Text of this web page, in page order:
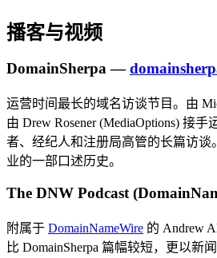
播客与视频
DomainSherpa —
运营时间最长的域名访谈节目。由
由 Drew Rosener (MediaOptions) 接
者、经纪人和注册局高管的长篇访谈
业的一部口述历史。
The DNW Podcast
附属于 DomainNameWire 的 Andrew
比 DomainSherpa 篇幅较短，更以新